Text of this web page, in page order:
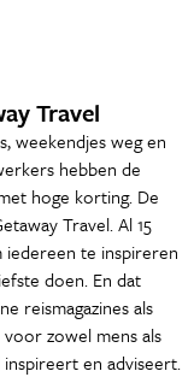
Travel
weekendjes weg en
hebben de
hoge korting. De
Travel. Al 15
iedereen te inspireren
doen. En dat
reismagazines als
zowel mens als
en adviseert.